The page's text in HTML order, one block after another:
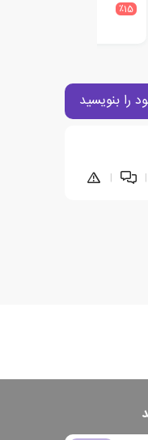
٪15
را بنویسید
|
|